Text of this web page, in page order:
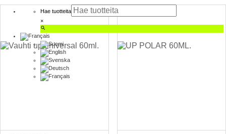
Hae tuotteita
×